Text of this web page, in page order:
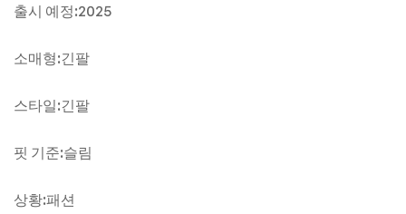
출시 예정:2025
소매형:긴팔
스타일:긴팔
핏 기준:슬림
상황:패션